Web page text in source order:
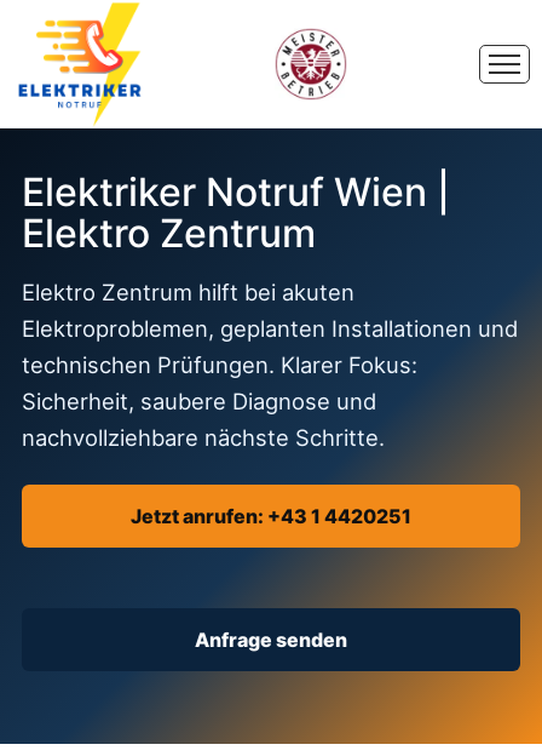
Elektriker Notruf Wien |
Elektro Zentrum
Elektro Zentrum hilft bei akuten
Elektroproblemen, geplanten Installationen und
technischen Prüfungen. Klarer Fokus:
Sicherheit, saubere Diagnose und
nachvollziehbare nächste Schritte.
Jetzt anrufen: +43 1 4420251
Anfrage senden